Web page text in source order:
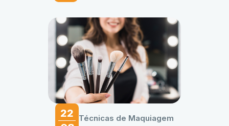
22
Técnicas de Maquiagem